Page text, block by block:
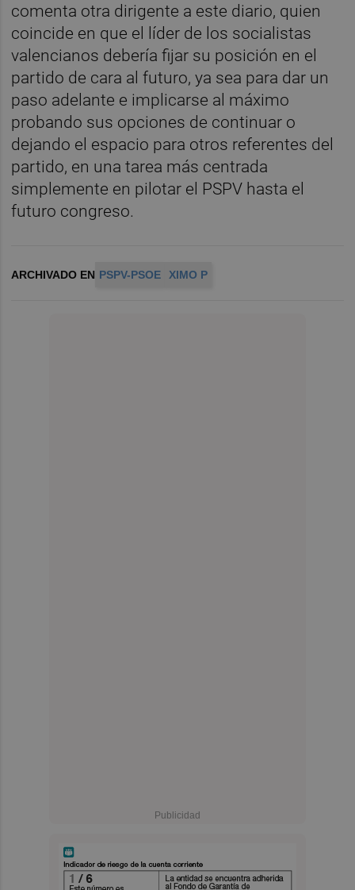
comenta otra dirigente a este diario, quien
coincide en que el líder de los socialistas
valencianos debería fijar su posición en el
partido de cara al futuro, ya sea para dar un
paso adelante e implicarse al máximo
probando sus opciones de continuar o
dejando el espacio para otros referentes del
partido, en una tarea más centrada
simplemente en pilotar el PSPV hasta el
futuro congreso.
ARCHIVADO EN PSPV-PSOE XIMO P